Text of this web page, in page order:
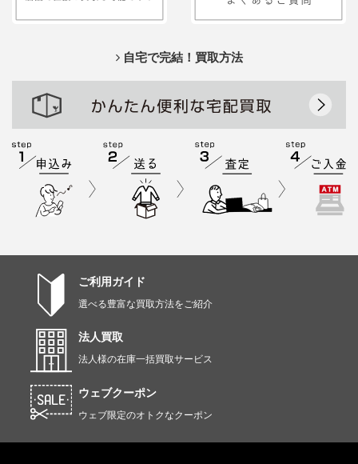
自宅で完結！買取方法
ご利用ガイド
選べる豊富な買取方法をご紹介
法人買取
法人様の在庫一括買取サービス
ウェブクーポン
ウェブ限定のオトクなクーポン